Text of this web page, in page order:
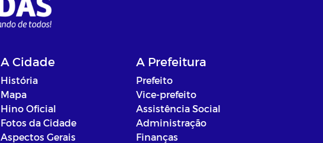
A Cidade
História
Mapa
Hino Oficial
Fotos da Cidade
Aspectos Gerais
A Prefeitura
Prefeito
Vice-prefeito
Assistência Social
Administração
Finanças